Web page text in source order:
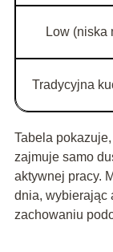
Low (niska
Tradycyjna
Tabela
zajmuje samo
aktywnej pracy.
dnia, wybierając
zachowaniu